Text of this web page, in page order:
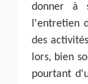
donner à
l'entretien
des
lors, bien
pourtant